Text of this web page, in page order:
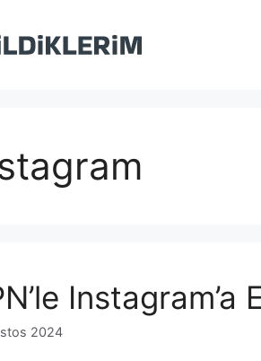
Instagram’a
2024